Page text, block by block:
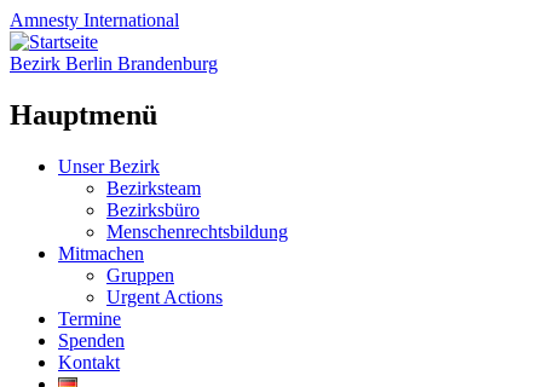
Amnesty International
Bezirk Berlin Brandenburg
Hauptmenü
Zum
Unser Bezirk
Bezirksteam
Bezirksbüro
Menschenrechtsbildung
Mitmachen
Gruppen
Urgent Actions
Termine
Spenden
Kontakt